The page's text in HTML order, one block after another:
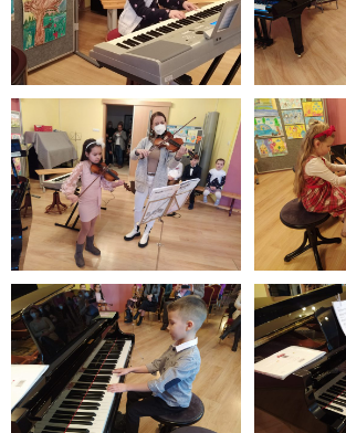
- Aktuality
- Informácia pre uchádzača o zamestnanie
- Termíny školských prázdnin
Projekty
- Talentík
- Pódium mladých umelcov
- Cesta za umením
- Projekt Zuška do uška
Galéria